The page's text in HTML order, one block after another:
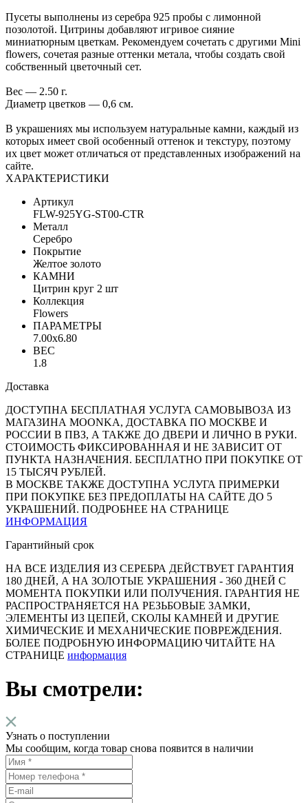
Пусеты выполнены из серебра 925 пробы с лимонной
позолотой. Цитрины добавляют игривое сияние
миниатюрным цветкам. Рекомендуем сочетать с другими Mini
flowers, сочетая разные оттенки метала, чтобы создать свой
собственный цветочный сет.
Вес — 2.50 г.
Диаметр цветков — 0,6 см.
В украшениях мы используем натуральные камни, каждый из
которых имеет свой особенный оттенок и текстуру, поэтому
их цвет может отличаться от представленных изображений на
сайте.
ХАРАКТЕРИСТИКИ
Артикул
FLW-925YG-ST00-CTR
Металл
Серебро
Покрытие
Желтое золото
КАМНИ
Цитрин круг 2 шт
Коллекция
Flowers
ПАРАМЕТРЫ
7.00x6.80
ВЕС
1.8
Доставка
ДОСТУПНА БЕСПЛАТНАЯ УСЛУГА САМОВЫВОЗА ИЗ
МАГАЗИНА MOONKA, ДОСТАВКА ПО МОСКВЕ И
РОССИИ В ПВЗ, А ТАКЖЕ ДО ДВЕРИ И ЛИЧНО В РУКИ.
СТОИМОСТЬ ФИКСИРОВАННАЯ И НЕ ЗАВИСИТ ОТ
ПУНКТА НАЗНАЧЕНИЯ. БЕСПЛАТНО ПРИ ПОКУПКЕ ОТ
15 ТЫСЯЧ РУБЛЕЙ.
В МОСКВЕ ТАКЖЕ ДОСТУПНА УСЛУГА ПРИМЕРКИ
ПРИ ПОКУПКЕ БЕЗ ПРЕДОПЛАТЫ НА САЙТЕ ДО 5
УКРАШЕНИЙ. ПОДРОБНЕЕ НА СТРАНИЦЕ
ИНФОРМАЦИЯ
Гарантийный срок
НА ВСЕ ИЗДЕЛИЯ ИЗ СЕРЕБРА ДЕЙСТВУЕТ ГАРАНТИЯ
180 ДНЕЙ, А НА ЗОЛОТЫЕ УКРАШЕНИЯ - 360 ДНЕЙ С
МОМЕНТА ПОКУПКИ ИЛИ ПОЛУЧЕНИЯ. ГАРАНТИЯ НЕ
РАСПРОСТРАНЯЕТСЯ НА РЕЗЬБОВЫЕ ЗАМКИ,
ЭЛЕМЕНТЫ ИЗ ЦЕПЕЙ, СКОЛЫ КАМНЕЙ И ДРУГИЕ
ХИМИЧЕСКИЕ И МЕХАНИЧЕСКИЕ ПОВРЕЖДЕНИЯ.
БОЛЕЕ ПОДРОБНУЮ ИНФОРМАЦИЮ ЧИТАЙТЕ НА
СТРАНИЦЕ информация
Вы смотрели:
Узнать о поступлении
Мы сообщим, когда товар снова появится в наличии